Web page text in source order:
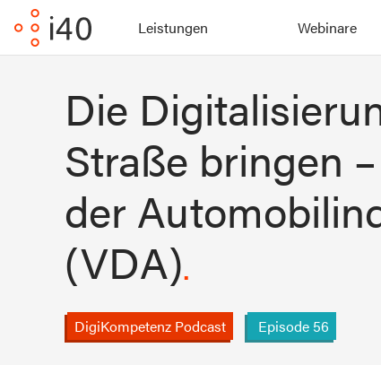
Leistungen Webinare
Die
Straße bringen
der
(VDA)
DigiKompetenz Podcast Episode 56